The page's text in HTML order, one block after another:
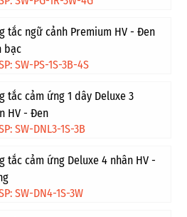
tắc ngữ cảnh Premium HV - Đen
bạc
SW-PS-1S-3B-4S
tắc cảm ứng 1 dây Deluxe 3
HV - Đen
SW-DNL3-1S-3B
tắc cảm ứng Deluxe 4 nhân HV -
SW-DN4-1S-3W